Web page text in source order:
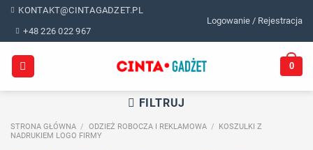
Skip
content
KONTAKT@CINTAGADZET.PL
+48 226 022 967
Logowanie / Rejestracja
0
FILTRUJ
STRONA GŁÓWNA / ODZIEŻ ROBOCZA I REKLAMOWA /
KOSZULKI Z
NADRUKIEM LOGO FIRMY